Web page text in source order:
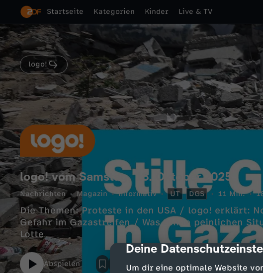
cmp-dialog-
Deine
Um dir eine optimale Website
Startseite Kategorien Kinder Live & TV
logo!
logo! vom Samstag, 18. Oktober 2025
Nachrichten Magazin informativ UT DGS 11 Min.
Die Themen: Proteste in den USA / logo! erklärt:
Gefahr im Gazastreifen / Was tun in peinlichen
Lotte
Abspielen